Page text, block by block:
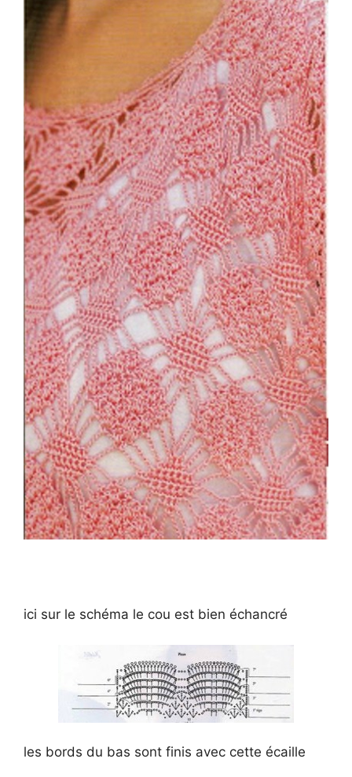
ici sur le schéma le cou est bien échancré
les bords du bas sont finis avec cette écaille